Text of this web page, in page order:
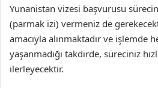
Yunanistan vizesi başvurusu
(parmak izi) vermeniz de
amacıyla alınmaktadır ve işlemde
yaşanmadığı takdirde, süreciniz
ilerleyecektir.